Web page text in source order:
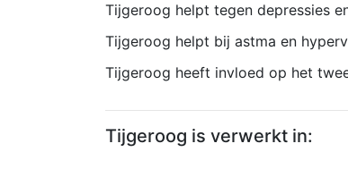
Tijgeroog helpt tegen depressies
Tijgeroog helpt bij astma en
Tijgeroog heeft invloed op het
Tijgeroog is verwerkt in: